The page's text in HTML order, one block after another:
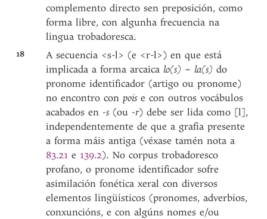
complemento directo sen preposición, como
forma libre, con algunha frecuencia na
lingua trobadoresca.
18
A secuencia <s-l> (e <r-l>) en que está
implicada a forma arcaica lo(s) ~ la(s)do
pronome identificador (artigo ou pronome)
no encontro conpois e con outros vocábulos
acabados en -s (ou -r) debe ser lida como [l],
independentemente de que a grafía presente
a forma máis antiga (véxase tamén nota a
83.21 e 139.2). No corpus trobadoresco
profano, o pronome identificador sofre
asimilación fonética xeral con diversos
elementos lingüísticos (pronomes, adverbios,
conxuncións, e con algúns nomes e/ou